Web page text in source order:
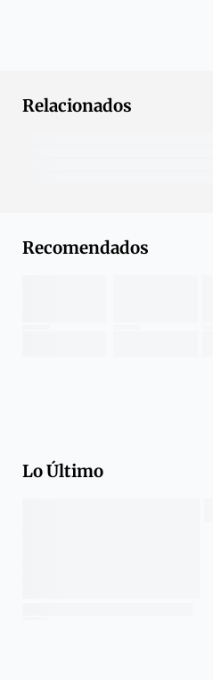
Relacionados
Recomendados
Lo Último